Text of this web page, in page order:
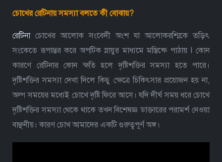
চোখের রেটিনায় সমস্যা বলতে কী বোঝায়?
রেটিনাচোখের আলোক সংবেদী অংশ যা আলোকরশ্মিকে তড়িৎ
সংকেতে রূপান্তর করে অপটিক স্নায়ুর মাধ্যমে মস্তিষ্কে পাঠায় I কোন
কারণে রেটিনার কোনক্ষতিহলে দৃষ্টিশক্তির সমস্যা হতে পারে।
দৃষ্টিশক্তির সমস্যা দেখা দিলে কিছু ক্ষেত্রে চিকিৎসার প্রয়োজন হয় না,
অল্প সময়ের মধ্যেই চোখে দৃষ্টি ফিরে আসে। যদি দীর্ঘ সময় ধরে চোখে
দৃষ্টিশক্তির সমস্যা থেকে থাকে তখন বিশেষজ্ঞ ডাক্তারের পরামর্শ নেওয়া
বাঞ্ছনীয়। কারণ চোখ আমাদের একটি গুরুত্বপূর্ণ অঙ্গ।